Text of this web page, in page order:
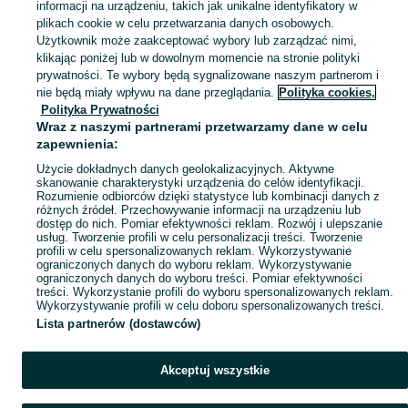
Sprzedaż pokrowców Warszawa ▶️ Szeroki wybór modeli, rozmiarów i materiałów ✅ Nowe i używane w atrakcyjnych cenach ☝ Sprawdź oferty na OLX.pl!
Mapa kategorii
Mapa miejscowości
Mapa ministron
Popularne wyszukiwania
informacji na urządzeniu, takich jak unikalne identyfikatory w
plikach cookie w celu przetwarzania danych osobowych.
Użytkownik może zaakceptować wybory lub zarządzać nimi,
klikając poniżej lub w dowolnym momencie na stronie polityki
prywatności. Te wybory będą sygnalizowane naszym partnerom i
nie będą miały wpływu na dane przeglądania. Polityka cookies,
Polityka Prywatności
Wraz z naszymi partnerami przetwarzamy dane w celu
zapewnienia:
Użycie dokładnych danych geolokalizacyjnych. Aktywne
skanowanie charakterystyki urządzenia do celów identyfikacji.
Rozumienie odbiorców dzięki statystyce lub kombinacji danych z
różnych źródeł. Przechowywanie informacji na urządzeniu lub
dostęp do nich. Pomiar efektywności reklam. Rozwój i ulepszanie
usług. Tworzenie profili w celu personalizacji treści. Tworzenie
profili w celu spersonalizowanych reklam. Wykorzystywanie
ograniczonych danych do wyboru reklam. Wykorzystywanie
ograniczonych danych do wyboru treści. Pomiar efektywności
treści. Wykorzystanie profili do wyboru spersonalizowanych reklam.
Wykorzystywanie profili w celu doboru spersonalizowanych treści.
Lista partnerów (dostawców)
Akceptuj wszystkie